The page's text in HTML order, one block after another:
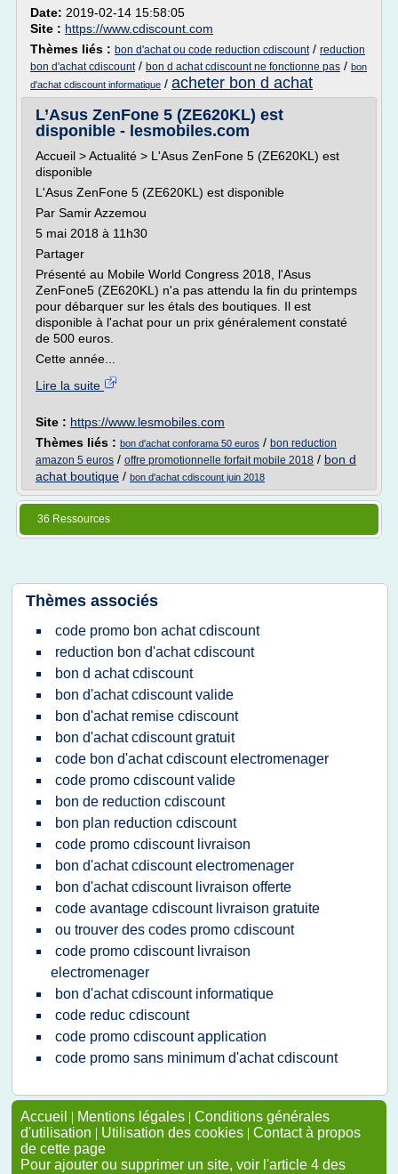
Date: 2019-02-14 15:58:05
Site : https://www.cdiscount.com
Thèmes liés : bon d'achat ou code reduction cdiscount/ reduction
bon d'achat cdiscount/ bon d achat cdiscount ne fonctionne pas / bon
d'achat cdiscount informatique / acheter bon d achat
L’Asus ZenFone 5 (ZE620KL) est
disponible - lesmobiles.com
Accueil > Actualité > L'Asus ZenFone 5 (ZE620KL) est
disponible
L'Asus ZenFone 5 (ZE620KL) est disponible
Par Samir Azzemou
5 mai 2018 à 11h30
Partager
Présenté au Mobile World Congress 2018, l'Asus
ZenFone5 (ZE620KL) n'a pas attendu la fin du printemps
pour débarquer sur les étals des boutiques. Il est
disponible à l'achat pour un prix généralement constaté
de 500 euros.
Cette année...
Lire la suite
Site : https://www.lesmobiles.com
Thèmes liés : bon d'achat conforama 50 euros / bon reduction
amazon 5 euros / offre promotionnelle forfait mobile 2018 / bon d
achat boutique / bon d'achat cdiscount juin 2018
36 Ressources
Thèmes associés
code promo bon achat cdiscount
reduction bon d'achat cdiscount
bon d achat cdiscount
bon d'achat cdiscount valide
bon d'achat remise cdiscount
bon d'achat cdiscount gratuit
code bon d'achat cdiscount electromenager
code promo cdiscount valide
bon de reduction cdiscount
bon plan reduction cdiscount
code promo cdiscount livraison
bon d'achat cdiscount electromenager
bon d'achat cdiscount livraison offerte
code avantage cdiscount livraison gratuite
ou trouver des codes promo cdiscount
code promo cdiscount livraison
electromenager
bon d'achat cdiscount informatique
code reduc cdiscount
code promo cdiscount application
code promo sans minimum d'achat cdiscount
Accueil | Mentions légales | Conditions générales
d'utilisation | Utilisation des cookies | Contact à propos
de cette page
Pour ajouter ou supprimer un site, voir l'article 4 des